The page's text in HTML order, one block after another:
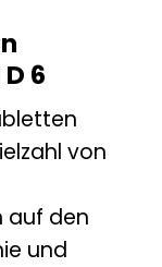
6
von
auf den
und